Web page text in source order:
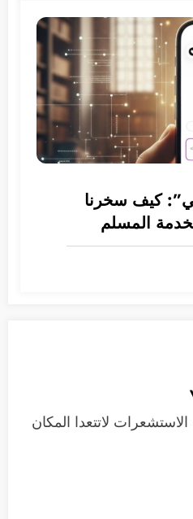
كيف سخرنا
المسلم
لاتتعدا المكان